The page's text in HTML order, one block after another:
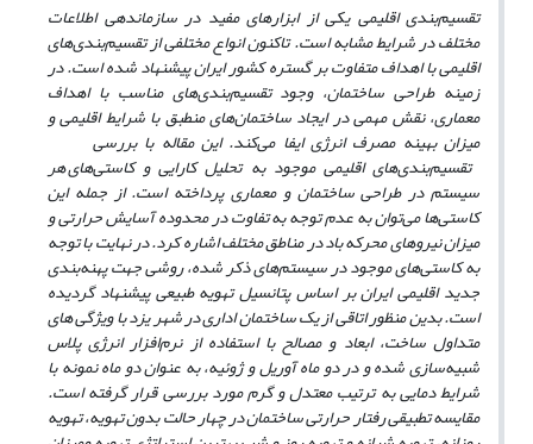
تقسیم‌بندی اقلیمی یکی از ابزارهای مفید در سازماندهی اطلاعات
مختلف در شرایط مشابه است. تاکنون انواع مختلفی از تقسیم‌بندیهای
اقلیمی با اهداف متفاوت بر گستره کشور ایران پیشنهاد شده است. در
زمینه طراحی ساختمان، وجود تقسیم‌بندیهای مناسب با اهداف
معماری، نقش مهمی در ایجاد ساختمانهای منطبق با شرایط اقلیمی و
میزان بهینه مصرف انرژی ایفا می‌کند. این مقاله با بررسی
تقسیم‌بندیهای اقلیمی موجود به تحلیل کارایی و کاستیهای هر
سیستم در طراحی ساختمان و معماری پرداخته است. از جمله این
کاستی‌ها می‌توان به عدم توجه به تفاوت در محدوده آسایش حرارتی و
میزان نیروهای محرکه باد در مناطق مختلف اشاره کرد. در نهایت با توجه
به کاستی‌های موجود در سیستمهای ذکر شده، روشی جهت پهنه‌بندی
جدید اقلیمی ایران بر اساس پتانسیل تهویه طبیعی پیشنهاد گردیده
است. بدین منظور اتاقی از یک ساختمان اداری در شهر یزد با ویژگی های
متداول ساخت، ابعاد و مصالح با استفاده از نرم‌افزار انرژی پلاس
شبیه‌سازی شده و در دو ماه آوریل و ژوئیه، به عنوان دو ماه نمونه با
شرایط دمایی به ترتیب معتدل و گرم مورد بررسی قرار گرفته است.
مقایسه تطبیقی رفتار حرارتی ساختمان در چهار حالت بدون تهویه، تهویه